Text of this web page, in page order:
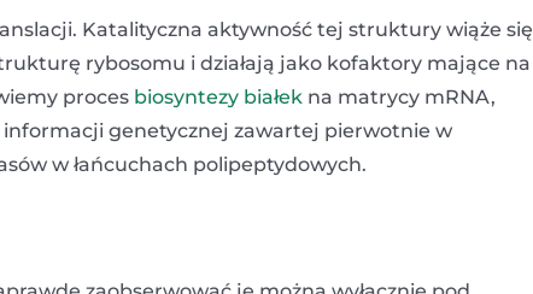
Katalityczna aktywność tej struktury wiąże się
rybosomu i działają jako kofaktory mające na
proces biosyntezy białek na matrycy mRNA,
genetycznej zawartej pierwotnie w
w łańcuchach polipeptydowych.